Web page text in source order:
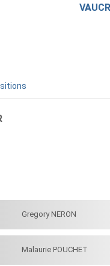
Gregory NERON
Malaurie POUCHET